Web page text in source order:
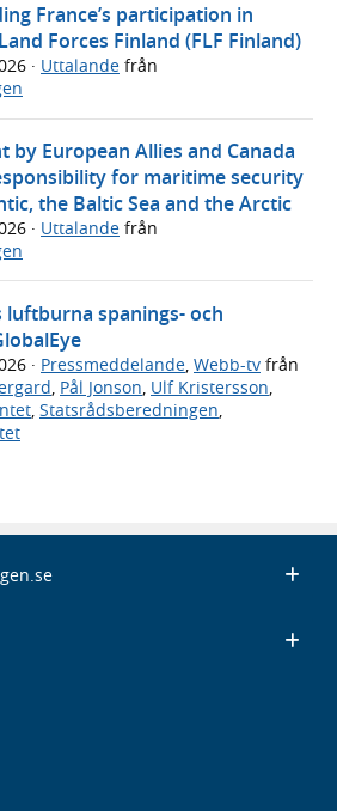
France’s participation in
Forces Finland (FLF Finland)
· Uttalande från
by European Allies and Canada
for maritime security
the Baltic Sea and the Arctic
· Uttalande från
luftburna spanings- och
· Pressmeddelande Webb-tv från
Pål Jonson Ulf Kristersson
Statsrådsberedningen